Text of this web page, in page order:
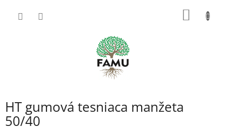
HT gumová tesniaca manžeta
50/40